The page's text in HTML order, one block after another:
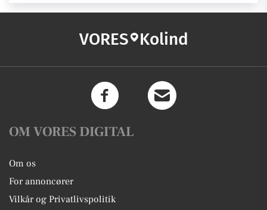
VORES Kolind
OM VORES DIGITAL
Om os
For annoncører
Vilkår og Privatlivspolitik